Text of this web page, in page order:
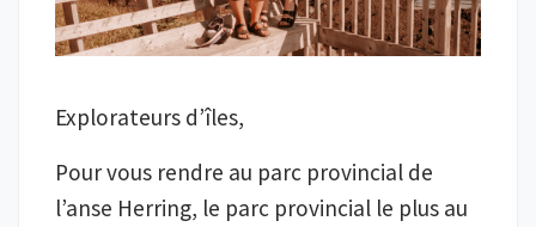
Explorateurs d’îles,
Pour vous rendre au parc provincial de
l’anse Herring, le parc provincial le plus au